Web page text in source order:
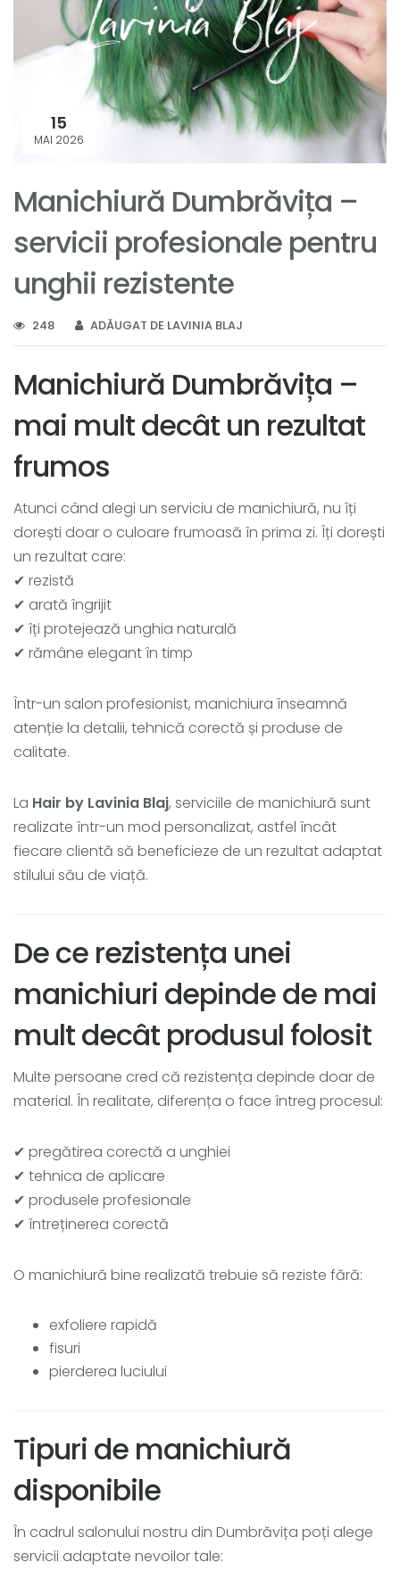
15
MAI 2026
Manichiură Dumbrăvița –
servicii profesionale pentru
unghii rezistente
248 ADĂUGAT DE LAVINIA BLAJ
Manichiură Dumbrăvița –
mai mult decât un rezultat
frumos
Atunci când alegi un serviciu de manichiură, nu îți
dorești doar o culoare frumoasă în prima zi. Îți dorești
un rezultat care:
✔ rezistă
✔ arată îngrijit
✔ îți protejează unghia naturală
✔ rămâne elegant în timp
Într-un salon profesionist, manichiura înseamnă
atenție la detalii, tehnică corectă și produse de
calitate.
La Hair by Lavinia Blaj, serviciile de manichiură sunt
realizate într-un mod personalizat, astfel încât
fiecare clientă să beneficieze de un rezultat adaptat
stilului său de viață.
De ce rezistența unei
manichiuri depinde de mai
mult decât produsul folosit
Multe persoane cred că rezistența depinde doar de
material. În realitate, diferența o face întreg procesul:
✔ pregătirea corectă a unghiei
✔ tehnica de aplicare
✔ produsele profesionale
✔ întreținerea corectă
O manichiură bine realizată trebuie să reziste fără:
exfoliere rapidă
fisuri
pierderea luciului
Tipuri de manichiură
disponibile
În cadrul salonului nostru din Dumbrăvița poți alege
servicii adaptate nevoilor tale: